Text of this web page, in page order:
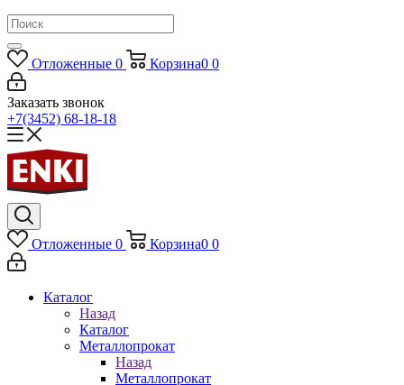
Отложенные 0 Корзина0 0
Заказать звонок
+7(3452) 68-18-18
Отложенные 0 Корзина0 0
Каталог
Назад
Каталог
Металлопрокат
Назад
Металлопрокат